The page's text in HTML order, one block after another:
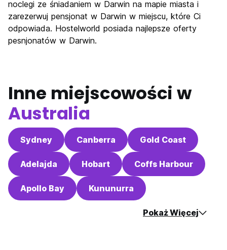
Najlepsza wartość
6.1
noclegi ze śniadaniem w Darwin na mapie miasta i
zarezerwuj pensjonat w Darwin w miejscu, które Ci
odpowiada. Hostelworld posiada najlepsze oferty
pesnjonatów w Darwin.
Inne miejscowości w
Australia
Sydney Canberra Gold Coast
Adelajda Hobart Coffs Harbour
Apollo Bay Kununurra
Pokaż Więcej